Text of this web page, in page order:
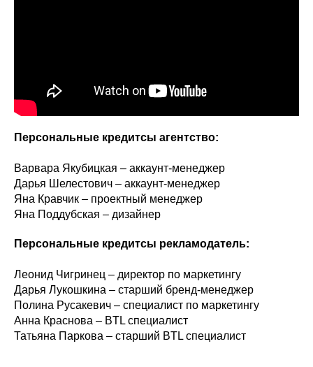
Персональные кредитсы агентство:
Варвара Якубицкая – аккаунт-менеджер
Дарья Шелестович – аккаунт-менеджер
Яна Кравчик – проектный менеджер
Яна Поддубская – дизайнер
Персональные кредитсы рекламодатель:
Леонид Чигринец – директор по маркетингу
Дарья Лукошкина – старший бренд-менеджер
Полина Русакевич – специалист по маркетингу
Анна Краснова – BTL специалист
Татьяна Паркова – старший BTL специалист